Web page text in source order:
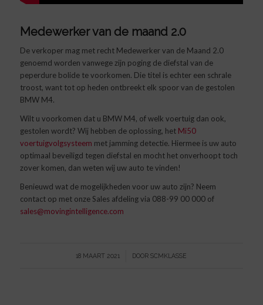
Medewerker van de maand 2.0
De verkoper mag met recht Medewerker van de Maand 2.0
genoemd worden vanwege zijn poging de diefstal van de
peperdure bolide te voorkomen. Die titel is echter een schrale
troost, want tot op heden ontbreekt elk spoor van de gestolen
BMW M4.
Wilt u voorkomen dat u BMW M4, of welk voertuig dan ook,
gestolen wordt? Wij hebben de oplossing, het Mi50
voertuigvolgsysteem met jamming detectie. Hiermee is uw auto
optimaal beveiligd tegen diefstal en mocht het onverhoopt toch
zover komen, dan weten wij uw auto te vinden!
Benieuwd wat de mogelijkheden voor uw auto zijn? Neem
contact op met onze Sales afdeling via 088-99 00 000 of
sales@movingintelligence.com
18 MAART 2021
/ DOORSCMKLASSE